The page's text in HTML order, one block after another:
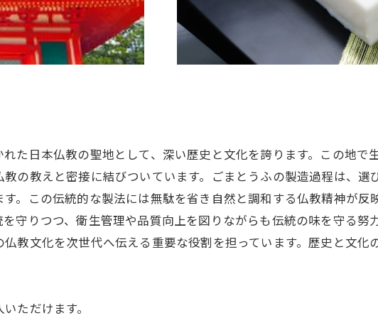
た日本仏教の聖地として、深い歴史と文化を誇ります。この地で
の教えと密接に結びついています。ごまとうふの製造過程は、選
。この伝統的な製法には無駄を省き自然と調和する仏教精神が反
守りつつ、衛生管理や品質向上を図りながらも伝統の味を守る努
教文化を次世代へ伝える重要な役割を担っています。歴史と文化
ただけます。